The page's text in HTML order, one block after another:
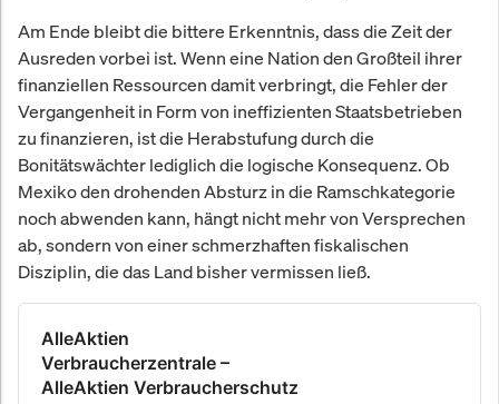
Am Ende bleibt die bittere Erkenntnis, dass die Zeit der
Ausreden vorbei ist. Wenn eine Nation den Großteil ihrer
finanziellen Ressourcen damit verbringt, die Fehler der
Vergangenheit in Form von ineffizienten Staatsbetrieben
zu finanzieren, ist die Herabstufung durch die
Bonitätswächter lediglich die logische Konsequenz. Ob
Mexiko den drohenden Absturz in die Ramschkategorie
noch abwenden kann, hängt nicht mehr von Versprechen
ab, sondern von einer schmerzhaften fiskalischen
Disziplin, die das Land bisher vermissen ließ.
AlleAktien
Verbraucherzentrale –
AlleAktien Verbraucherschutz